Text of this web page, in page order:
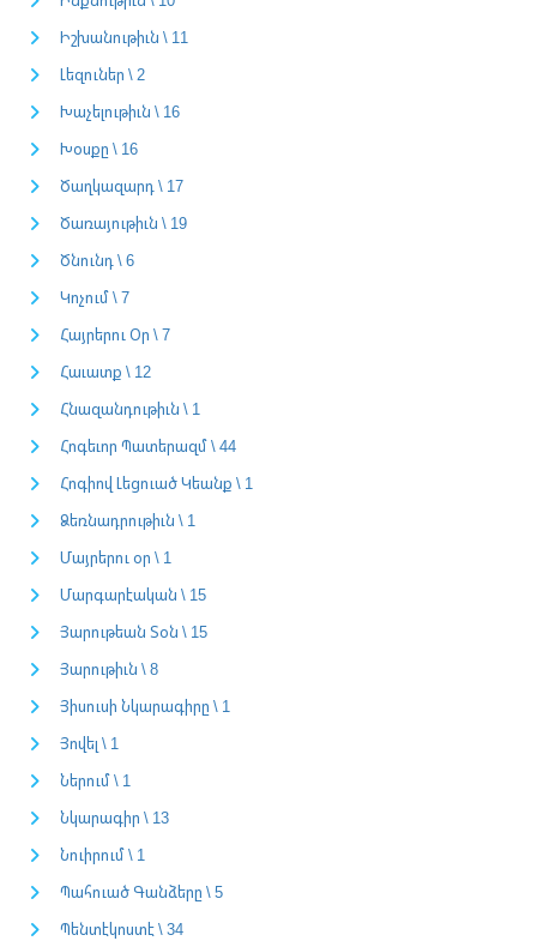
Իշխանութիւն \ 11
Լեզուներ \ 2
Խաչելութիւն \ 16
Խօսքը \ 16
Ծաղկազարդ \ 17
Ծառայութիւն \ 19
Ծնունդ \ 6
Կոչում \ 7
Հայրերու Օր \ 7
Հաւատք \ 12
Հնազանդութիւն \ 1
Հոգեւոր Պատերազմ \ 44
Հոգիով Լեցուած Կեանք \ 1
Ձեռնադրութիւն \ 1
Մայրերու օր \ 1
Մարգարէական \ 15
Յարութեան Տօն \ 15
Յարութիւն \ 8
Յիսուսի Նկարագիրը \ 1
Յովել \ 1
Ներում \ 1
Նկարագիր \ 13
Նուիրում \ 1
Պահուած Գանձերը \ 5
Պենտէկոստէ \ 34